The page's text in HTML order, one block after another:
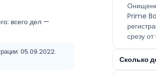
всего дел —
05.09.2022.
Prime
срезу
Сколько